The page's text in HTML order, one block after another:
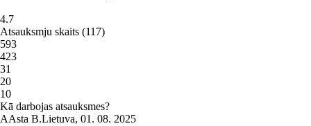
4.7
Atsauksmju skaits (117)
593
423
31
20
10
Kā darbojas atsauksmes?
AAsta B.Lietuva, 01. 08. 2025